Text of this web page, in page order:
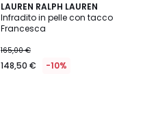
LAUREN RALPH LAUREN
Infradito in pelle con tacco
Francesca
165,00 €
148,50 € -10%